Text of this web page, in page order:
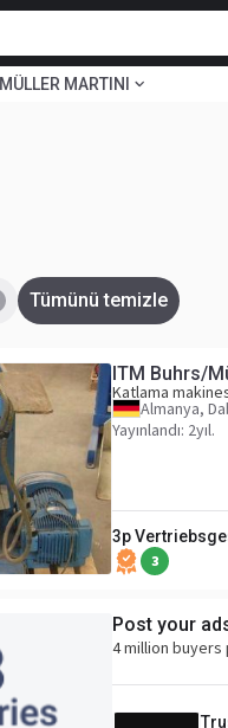
MÜLLER MARTINI
Tümünü temizle
ITM Buhrs/
Katlama
Almanya,
Yayınlandı: 2yıl.
3p
3
Post your
4 million buyers